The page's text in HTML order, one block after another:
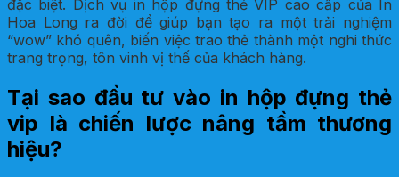
đặc biệt. Dịch vụ in hộp đựng thẻ VIP cao cấp của In
Hoa Long ra đời để giúp bạn tạo ra một trải nghiệm
“wow” khó quên, biến việc trao thẻ thành một nghi thức
trang trọng, tôn vinh vị thế của khách hàng.
Tại sao đầu tư vào in hộp đựng thẻ
vip là chiến lược nâng tầm thương
hiệu?